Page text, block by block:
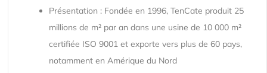
Présentation : Fondée en 1996, TenCate produit 25
millions de m² par an dans une usine de 10 000 m²
certifiée ISO 9001 et exporte vers plus de 60 pays,
notamment en Amérique du Nord